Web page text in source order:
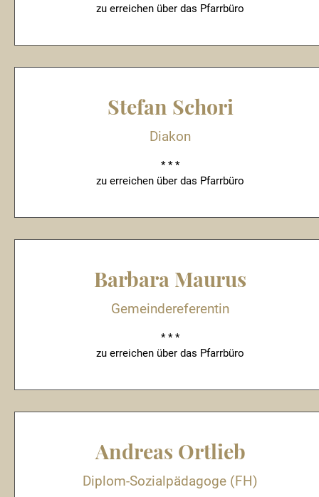
zu erreichen über das Pfarrbüro
Stefan Schori
Diakon
* * *
zu erreichen über das Pfarrbüro
Barbara Maurus
Gemeindereferentin
* * *
zu erreichen über das Pfarrbüro
Andreas Ortlieb
Diplom-Sozialpädagoge (FH)